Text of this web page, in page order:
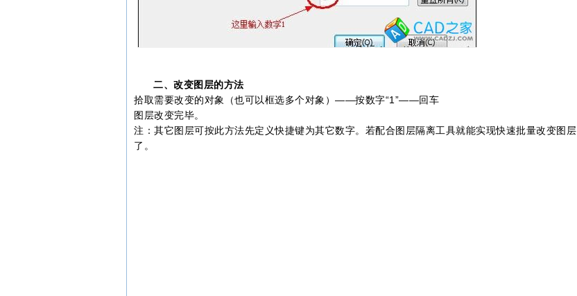
二、改变图层的方法
拾取需要改变的对象（也可以框选多个对象）——按数字“1”——回车
图层改变完毕。
注：其它图层可按此方法先定义快捷键为其它数字。若配合图层隔离工具就能实现快速批量改变图层
了。